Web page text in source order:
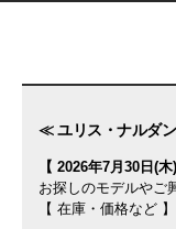
≪ ユリス・ナルダ
【 2026年7月30日(
お探しのモデルやご
【 在庫・価格など